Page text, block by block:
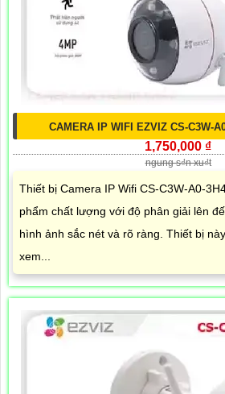
CAMERA IP WIFI EZVIZ CS-C3W-
1,750,000 ₫
ngung s₫n xu₫t
Thiết bị Camera IP Wifi CS-C3W-A0-
phẩm chất lượng với độ phân giải lên
hình ảnh sắc nét và rõ ràng. Thiết bị
xem...